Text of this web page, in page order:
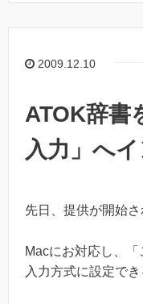
2009.12.10
ATOK辞書
入力」へ
先日、提供が開始
Macにお対応し、
入力方式に設定で